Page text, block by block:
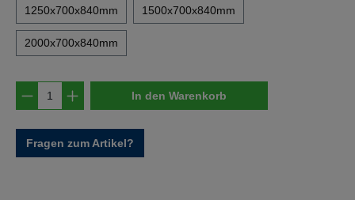
1250x700x840mm 1500x700x840mm
2000x700x840mm
Produkt Anzahl: Gib den gewünschten
In den Warenkorb
Fragen zum Artikel?